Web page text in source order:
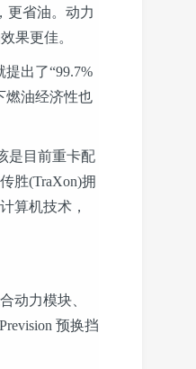
更省油。动力
果更佳。
出了“99.7%
燃油经济性也
是目前重卡配
胜(TraXon)拥
算机技术，
动力模块、
预换挡